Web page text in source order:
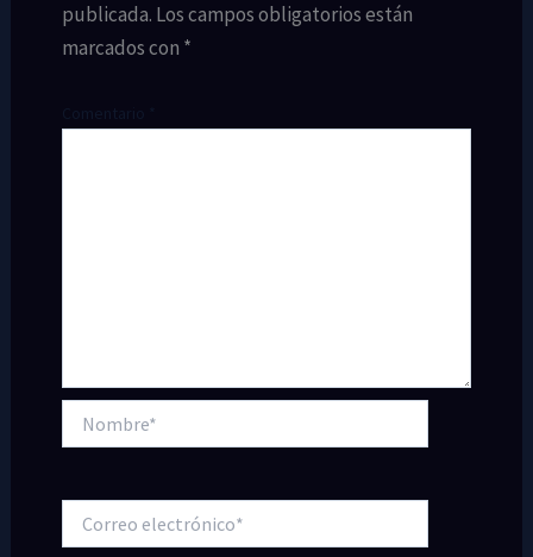
publicada. Los campos obligatorios están
marcados con *
electrónico*